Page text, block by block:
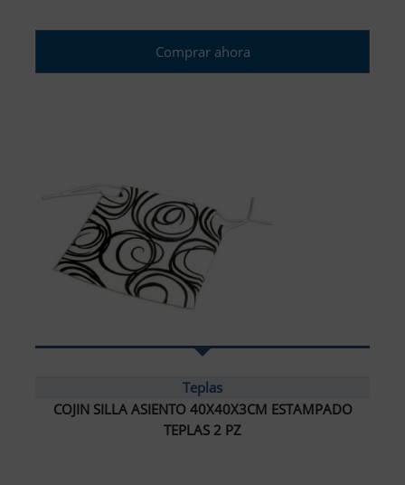
Comprar ahora
Teplas
COJIN SILLA ASIENTO 40X40X3CM ESTAMPADO
TEPLAS 2 PZ